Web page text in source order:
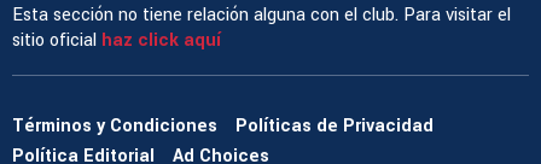
Esta sección no tiene relación alguna con el club. Para visitar el
sitio oficial haz click aquí
Términos y Condiciones
Políticas de Privacidad
Política Editorial
Ad Choices